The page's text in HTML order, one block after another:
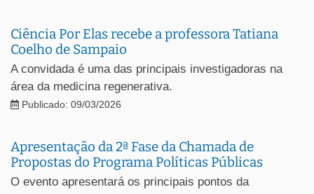
Ciência Por Elas recebe a professora Tatiana
Coelho de Sampaio
A convidada é uma das principais investigadoras na
área da medicina regenerativa.
Publicado: 09/03/2026
Apresentação da 2ª Fase da Chamada de
Propostas do Programa Políticas Públicas
O evento apresentará os principais pontos da